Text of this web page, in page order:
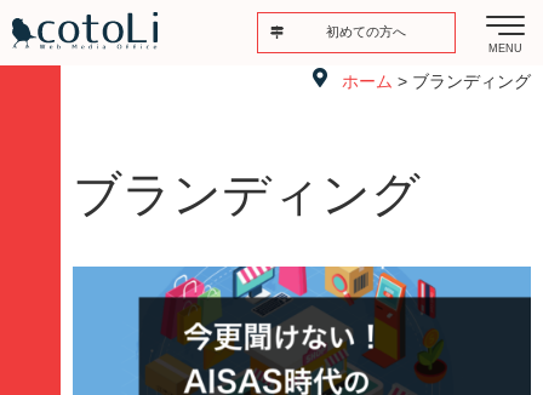
MENU
初めての方へ
ホーム > ブランディング
ブランディング